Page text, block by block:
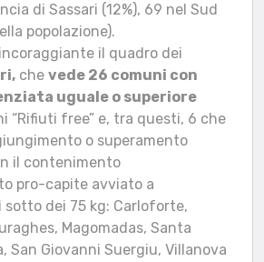
di Sassari (12%), 69 nel Sud
popolazione).
il quadro dei
che vede 26 comuni con
uguale o superiore
“Rifiuti free” e, tra questi, 6 che
o superamento
il contenimento
pro-capite avviato a
dei 75 kg: Carloforte,
Magomadas, Santa
San Giovanni Suergiu, Villanova